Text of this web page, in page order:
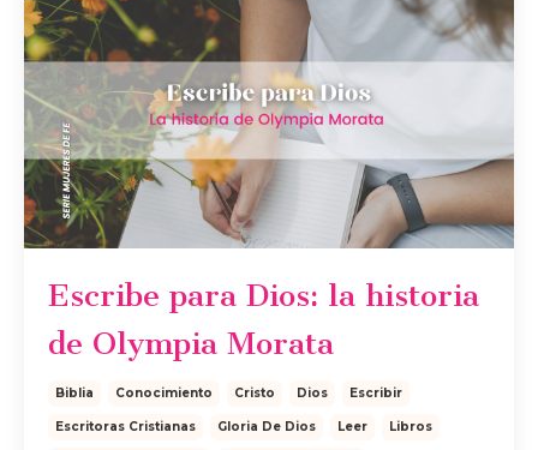
Escribe para Dios: la historia
de Olympia Morata
Biblia Conocimiento Cristo Dios Escribir
Escritoras Cristianas Gloria De Dios Leer Libros